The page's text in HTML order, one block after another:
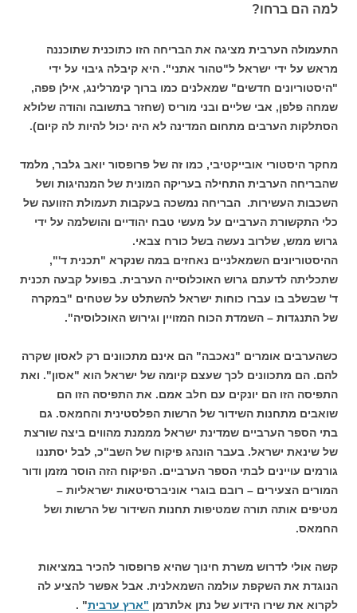
למה הם ברחו?
התעמולה הערבית מציגה את הבריחה הזו כתוכנית שתוכננה
מראש על ידי ישראל ל"טהור אתני". היא קיבלה גיבוי על ידי
"היסטוריונים חדשים" שמאלנים כמו ברוך קימרלינג, אילן פפה,
שמחה פלפן, אבי שליים ובני מוריס (שחזר בתשובה והודה שלולא
הסתלקות הערבים מתחום המדינה לא היה יכול להיות לה קיום).
מחקר היסטורי אובייקטיבי, כמו זה של פרופסור יואב גלבר, מלמד
שהבריחה הערבית התחילה בעריקה המונית של המנהיגות ושל
השכבות העשירות. הבריחה נמשכה בעקבות תעמולת הזוועה של
כלי התקשורת הערביים על מעשי טבח יהודיים והושלמה על ידי
גרוש ממש, שלרוב נעשה בשל כורח צבאי.
ההיסטוריונים השמאלניים נאחזים במה שנקרא "תכנית ד'",
שתכליתה לדעתם גרוש האוכלוסייה הערבית. בפועל קבעה תכנית
ד' שבשלב בו עברו כוחות ישראל להשתלט על שטחים "במקרה
של התנגדות – השמדת הכוח המזויין וגירוש האוכלוסיה".
כשהערבים אומרים "נאכבה" הם אינם מתכוונים רק לאסון שקרה
להם. הם מתכוונים לכך שעצם קיומה של ישראל הוא "אסון". ואת
התפיסה הזו הם יונקים עם חלב אמם. את התפיסה הזו הם
שואבים מתחנות השידור של הרשות הפלסטינית והחמאס. גם
בתי הספר הערביים שמדינת ישראל מממנת מהווים ביצה שורצת
של שינאת ישראל. בעבר הונהג פיקוח של השב"כ, לבל יסתננו
גורמים עויינים לבתי הספר הערביים. הפיקוח הזה הוסר מזמן ודור
המורים הצעירים – רובם בוגרי אוניברסיטאות ישראליות –
מטיפים אותה תורה שמטיפות תחנות השידור של הרשות ושל
החמאס.
קשה אולי לדרוש משרת חינוך שהיא פרופסור להכיר במציאות
הנוגדת את השקפת עולמה השמאלנית. אבל אפשר להציע לה
לקרוא את שירו הידוע של נתן אלתרמן "ארץ ערבית" .